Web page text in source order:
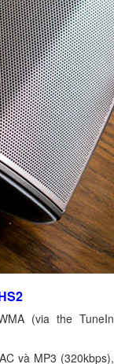
(via the TuneIn
và MP3 (320kbps),